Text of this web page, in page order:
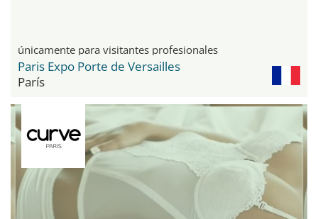
únicamente para visitantes profesionales
Paris Expo Porte de Versailles
París